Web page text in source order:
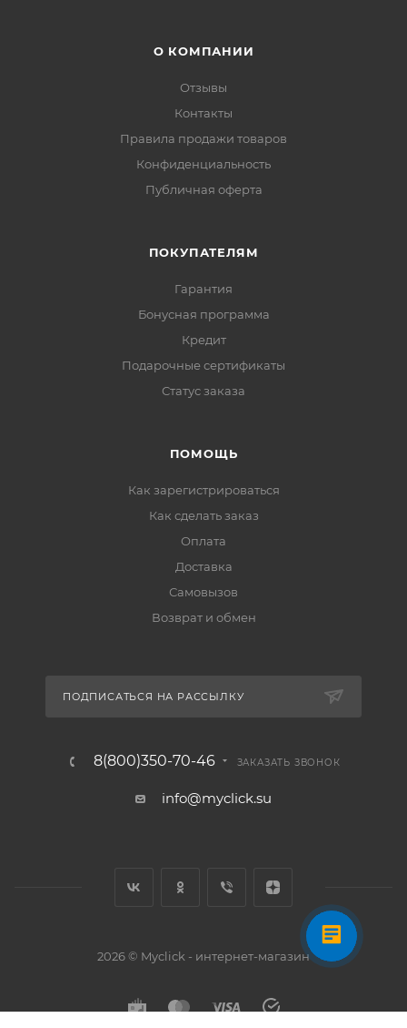
О КОМПАНИИ
Отзывы
Контакты
Правила продажи товаров
Конфиденциальность
Публичная оферта
ПОКУПАТЕЛЯМ
Гарантия
Бонусная программа
Кредит
Подарочные сертификаты
Статус заказа
ПОМОЩЬ
Как зарегистрироваться
Как сделать заказ
Оплата
Доставка
Самовызов
Возврат и обмен
ПОДПИСАТЬСЯ НА РАССЫЛКУ
8(800)350-70-46 ЗАКАЗАТЬ ЗВОНОК
info@myclick.su
2026 © Myclick - интернет-магазин